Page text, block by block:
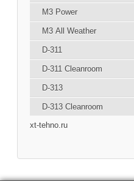
М3 Power
М3 All Weather
D-311
D-311 Cleanroom
D-313
D-313 Cleanroom
xt-tehno.ru